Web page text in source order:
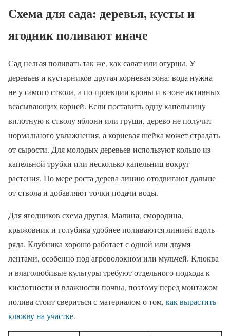
Схема для сада: деревья, кусты и
ягодник поливают иначе
Сад нельзя поливать так же, как салат или огурцы. У
деревьев и кустарников другая корневая зона: вода нужна
не у самого ствола, а по проекции кроны и в зоне активных
всасывающих корней. Если поставить одну капельницу
вплотную к стволу яблони или груши, дерево не получит
нормального увлажнения, а корневая шейка может страдать
от сырости. Для молодых деревьев используют кольцо из
капельной трубки или несколько капельниц вокруг
растения. По мере роста дерева линию отодвигают дальше
от ствола и добавляют точки подачи воды.
Для ягодников схема другая. Малина, смородина,
крыжовник и голубика удобнее поливаются линией вдоль
ряда. Клубника хорошо работает с одной или двумя
лентами, особенно под агроволокном или мульчей. Клюква
и влаголюбивые культуры требуют отдельного подхода к
кислотности и влажности почвы, поэтому перед монтажом
полива стоит свериться с материалом о том, как вырастить
клюкву на участке.